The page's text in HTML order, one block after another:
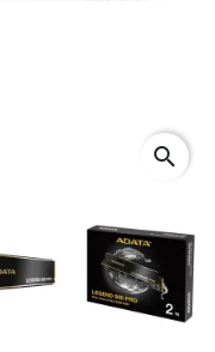
search